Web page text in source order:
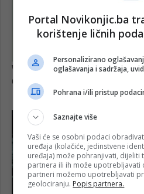
Portal Novikonjic.ba
korištenje ličnih
Personalizirano
oglašavanja i sadržaja,
Pohrana i/ili pristup
Saznajte više
Vaši će se osobni podaci
uređaja (kolačiće, jedinstvene
uređaja) može pohranjivati, dijeliti
partnera ili ih može upotrebljavati
partneri možemo upotrebljavati
geolociranju. Popis partnera.